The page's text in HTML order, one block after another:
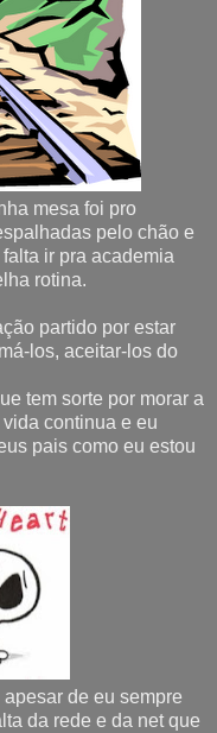
mesa foi pro
pelo chão e
ir pra academia
rotina.
partido por estar
los, aceitar-los do
tem sorte por morar a
continua e eu
pais como eu estou
de eu sempre
da rede e da net que